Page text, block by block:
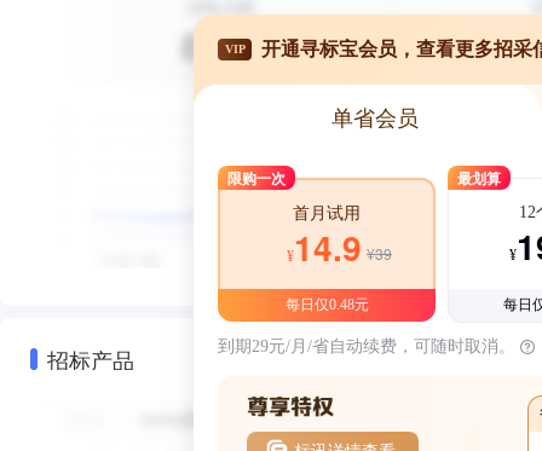
招标产品
VIP 开通寻标宝会员，查看更多招采
单省会员
限购一次
首月试用
¥14.9 ¥39
每日仅0.48元
最划算
12
¥
每日
到期29元/月/省自动续费，可随时取消。